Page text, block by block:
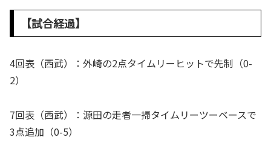
【試合経過】
4回表（西武）：外崎の2点タイムリーヒットで先制（0-
2）
7回表（西武）：源田の走者一掃タイムリーツーベースで
3点追加（0-5）